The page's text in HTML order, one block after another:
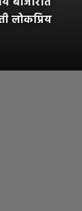
लोकप्रिय